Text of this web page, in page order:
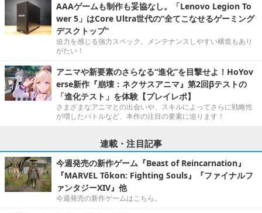
AAAゲームも制作も妥協なし。「Lenovo Legion To
wer 5」はCore Ultra世代の“全てこなせるゲーミング
デスクトップ”
迫力を感じる強力スペック。メンテナンスしやすい構造もあり
がたい！
アニマや新要素のさらなる“進化”を目撃せよ！HoYov
erse新作『崩壊：ネクサスアニマ』第2回βテストの
「進化テスト」を体験【プレイレポ】
さまざまなアニマとの出会いや、スキルによってさらに戦略性
が増したバトルなど、本作の注目の要素に迫ります！
連載・注目記事
今週発売の新作ゲーム『Beast of Reincarnation』
『MARVEL Tōkon: Fighting Souls』『ファイナルフ
ァンタジーXIV』他
今週発売の新作ゲームはこちら。